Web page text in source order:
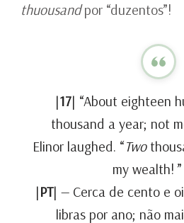
thuousandpor “duzentos”!
|17| “About eighteen
thousand a year; not
Elinor laughed. “Two
my wealth!
|PT| — Cerca de cento e
libras por ano; não